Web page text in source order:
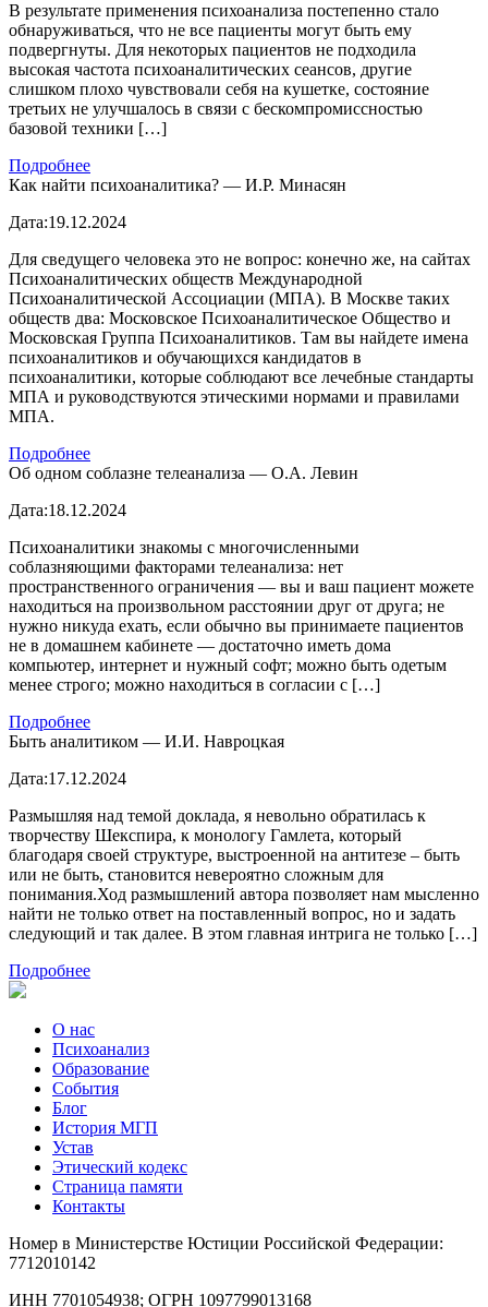
В результате применения психоанализа постепенно стало
обнаруживаться, что не все пациенты могут быть ему
подвергнуты. Для некоторых пациентов не подходила
высокая частота психоаналитических сеансов, другие
слишком плохо чувствовали себя на кушетке, состояние
третьих не улучшалось в связи с бескомпромиссностью
базовой техники […]
Подробнее
Как найти психоаналитика? — И.Р. Минасян
Дата:19.12.2024
Для сведущего человека это не вопрос: конечно же, на сайтах
Психоаналитических обществ Международной
Психоаналитической Ассоциации (МПА). В Москве таких
обществ два: Московское Психоаналитическое Общество и
Московская Группа Психоаналитиков. Там вы найдете имена
психоаналитиков и обучающихся кандидатов в
психоаналитики, которые соблюдают все лечебные стандарты
МПА и руководствуются этическими нормами и правилами
МПА.
Подробнее
Об одном соблазне телеанализа — О.А. Левин
Дата:18.12.2024
Психоаналитики знакомы с многочисленными
соблазняющими факторами телеанализа: нет
пространственного ограничения — вы и ваш пациент можете
находиться на произвольном расстоянии друг от друга; не
нужно никуда ехать, если обычно вы принимаете пациентов
не в домашнем кабинете — достаточно иметь дома
компьютер, интернет и нужный софт; можно быть одетым
менее строго; можно находиться в согласии с […]
Подробнее
Быть аналитиком — И.И. Навроцкая
Дата:17.12.2024
Размышляя над темой доклада, я невольно обратилась к
творчеству Шекспира, к монологу Гамлета, который
благодаря своей структуре, выстроенной на антитезе – быть
или не быть, становится невероятно сложным для
понимания.Ход размышлений автора позволяет нам мысленно
найти не только ответ на поставленный вопрос, но и задать
следующий и так далее. В этом главная интрига не только […]
Подробнее
О нас
Психоанализ
Образование
События
Блог
История МГП
Устав
Этический кодекс
Страница памяти
Контакты
Номер в Министерстве Юстиции Российской Федерации:
7712010142
ИНН 7701054938; ОГРН 1097799013168